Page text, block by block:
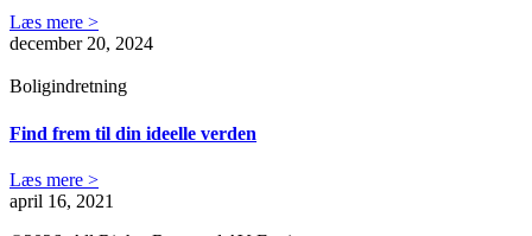
Læs mere >
december 20, 2024
Boligindretning
Find frem til din ideelle verden
Læs mere >
april 16, 2021